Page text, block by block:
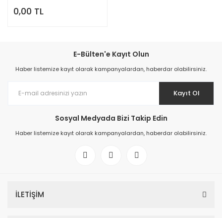
0,00 TL
E-Bülten'e Kayıt Olun
Haber listemize kayıt olarak kampanyalardan, haberdar olabilirsiniz.
Kayıt Ol
Sosyal Medyada Bizi Takip Edin
Haber listemize kayıt olarak kampanyalardan, haberdar olabilirsiniz.
İLETİŞİM